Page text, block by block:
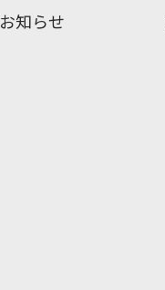
お知らせ